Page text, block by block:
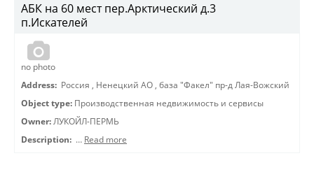
АБК на 60 мест пер.Арктический д.3
п.Искателей
no photo
Address: Россия , Ненецкий АО , база "Факел" пр-д Лая-Вожский
Object type: Производственная недвижимость и сервисы
Owner: ЛУКОЙЛ-ПЕРМЬ
Description: … Read more